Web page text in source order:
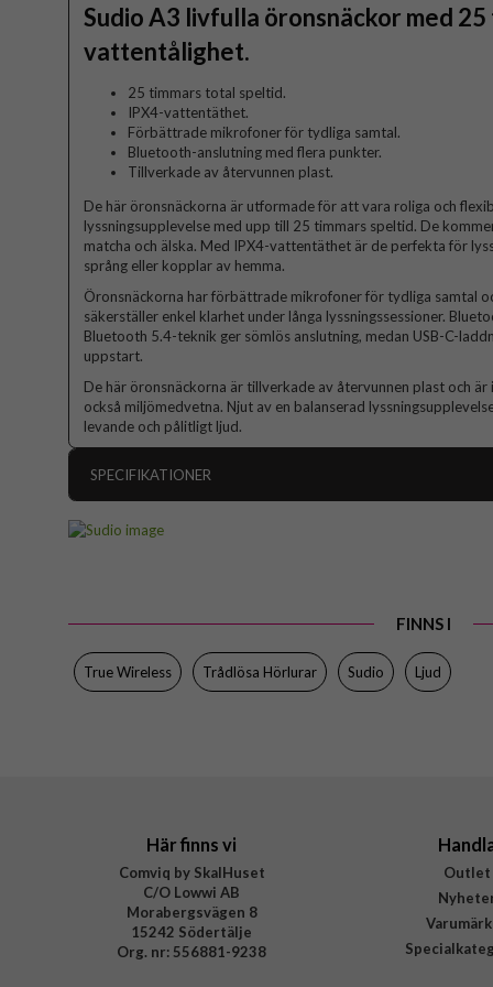
Sudio A3 livfulla öronsnäckor med
vattentålighet.
25 timmars total speltid.
IPX4-vattentäthet.
Förbättrade mikrofoner för tydliga samtal.
Bluetooth-anslutning med flera punkter.
Tillverkade av återvunnen plast.
De här öronsnäckorna är utformade för att vara roliga och
lyssningsupplevelse med upp till 25 timmars speltid. De
matcha och älska. Med IPX4-vattentäthet är de perfekta för
språng eller kopplar av hemma.
Öronsnäckorna har förbättrade mikrofoner för tydliga samtal
säkerställer enkel klarhet under långa lyssningssessioner.
Bluetooth 5.4-teknik ger sömlös anslutning, medan USB-C-
uppstart.
De här öronsnäckorna är tillverkade av återvunnen plast och
också miljömedvetna. Njut av en balanserad
levande och pålitligt ljud.
SPECIFIKATIONER
Färg
Varumärke
Tillverkarens art nr
FINNS I
True Wireless Trådlösa Hörlurar Sudio Ljud
Här finns vi
Comviq by SkalHuset
C/O Lowwi AB
Morabergsvägen 8
15242 Södertälje
Org. nr: 556881-9238
Outlet